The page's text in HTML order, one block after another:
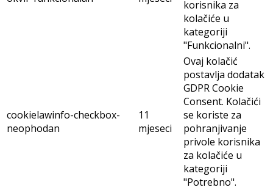
korisnika za
kolačiće u
kategoriji
"Funkcionalni".
cookielawinfo-checkbox-
neophodan
11
mjeseci
Ovaj kolačić
postavlja dodatak
GDPR Cookie
Consent. Kolačići
se koriste za
pohranjivanje
privole korisnika
za kolačiće u
kategoriji
"Potrebno".